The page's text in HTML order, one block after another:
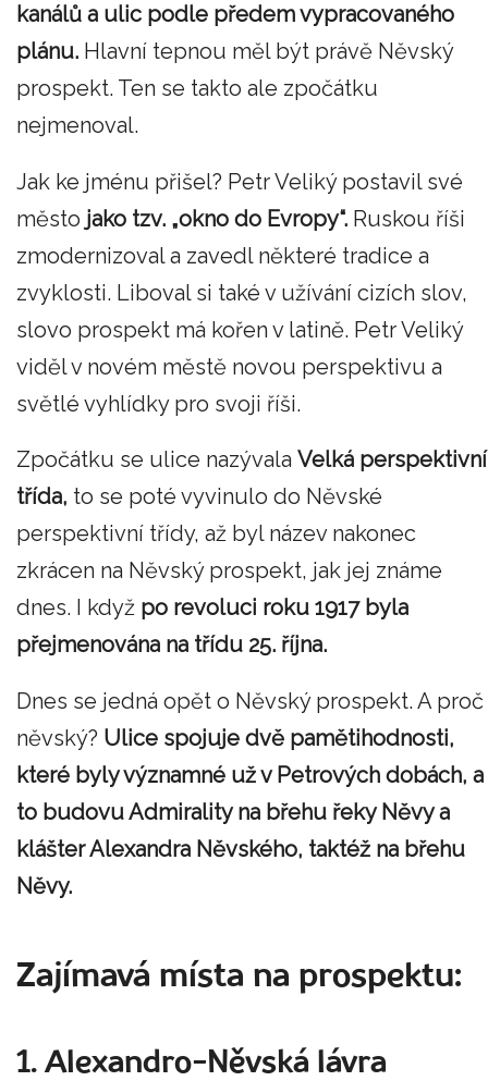
kanálů a ulic podle předem vypracovaného
plánu. Hlavní tepnou měl být právě Něvský
prospekt. Ten se takto ale zpočátku
nejmenoval.
Jak ke jménu přišel? Petr Veliký postavil své
město jako tzv. „okno do Evropy“. Ruskou říši
zmodernizoval a zavedl některé tradice a
zvyklosti. Liboval si také v užívání cizích slov,
slovo prospekt má kořen v latině. Petr Veliký
viděl v novém městě novou perspektivu a
světlé vyhlídky pro svoji říši.
Zpočátku se ulice nazývala Velká perspektivní
třída, to se poté vyvinulo do Něvské
perspektivní třídy, až byl název nakonec
zkrácen na Něvský prospekt, jak jej známe
dnes. I když po revoluci roku 1917 byla
přejmenována na třídu 25. října.
Dnes se jedná opět o Něvský prospekt. A proč
něvský? Ulice spojuje dvě pamětihodnosti,
které byly významné už v Petrových dobách, a
to budovu Admirality na břehu řeky Něvy a
klášter Alexandra Něvského, taktéž na břehu
Něvy.
Zajímavá místa na prospektu:
1. Alexandro-Něvská lávra